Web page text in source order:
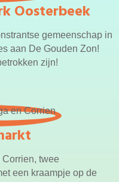
Oosterbeek
gemeenschap in
aan De Gouden Zon!
zijn!
twee
een kraampje op de